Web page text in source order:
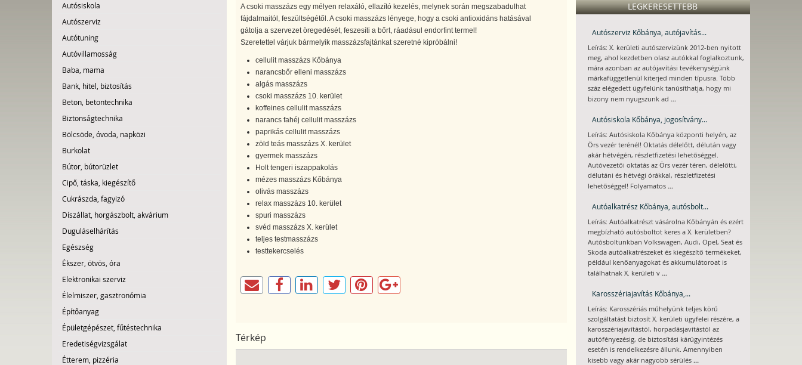
Autósiskola
Autószerviz
Autótuning
Autóvillamosság
Baba, mama
Bank, hitel, biztosítás
Beton, betontechnika
Biztonságtechnika
Bölcsöde, óvoda, napközi
Burkolat
Bútor, bútorüzlet
Cipő, táska, kiegészítő
Cukrászda, fagyizó
Díszállat, horgászbolt, akvárium
Duguláselhárítás
Egészség
Ékszer, ötvös, óra
Elektronikai szerviz
Élelmiszer, gasztronómia
Építőanyag
Épületgépészet, fűtéstechnika
Eredetiségvizsgálat
Étterem, pizzéria
A csoki masszázs egy mélyen relaxáló, ellazító kezelés, melynek során megszabadulhat
fájdalmaitól, feszültségétől. A csoki masszázs lényege, hogy a csoki antioxidáns hatásával
gátolja a szervezet öregedését, feszesíti a bőrt, ráadásul endorfint termel!
Szeretettel várjuk bármelyik masszázsfajtánkat szeretné kipróbálni!
cellulit masszázs Kőbánya
narancsbőr elleni masszázs
algás masszázs
csoki masszázs 10. kerület
koffeines cellulit masszázs
narancs fahéj cellulit masszázs
paprikás cellulit masszázs
zöld teás masszázs X. kerület
gyermek masszázs
Holt tengeri iszappakolás
mézes masszázs Kőbánya
olivás masszázs
relax masszázs 10. kerület
spuri masszázs
svéd masszázs X. kerület
teljes testmasszázs
testtekercselés
Térkép
LEGKERESETTEBB
Autószerviz Kőbánya, autójavítás...
Leírás: X. kerületi autószervizünk 2012-ben nyitott
meg, ahol kezdetben olasz autókkal foglalkoztunk,
mára azonban az autójavítási tevékenységünk
márkafüggetlenül kiterjed minden típusra. Több
száz elégedett ügyfelünk tanúsíthatja, hogy mi
bizony nem nyugszunk ad ...
Autósiskola Kőbánya, jogosítvány...
Leírás: Autósiskola Kőbánya központi helyén, az
Örs vezér terénél! Oktatás délelőtt, délután vagy
akár hétvégén, részletfizetési lehetőséggel.
Autóvezetői oktatás az Örs vezér téren, délelőtti,
délutáni és hétvégi órákkal, részletfizetési
lehetőséggel! Folyamatos ...
Autóalkatrész Kőbánya, autósbolt...
Leírás: Autóalkatrészt vásárolna Kőbányán és ezért
megbízható autósboltot keres a X. kerületben?
Autósboltunkban Volkswagen, Audi, Opel, Seat és
Skoda autóalkatrészeket és kiegészítő termékeket,
például kenőanyagokat és akkumulátoroat is
találhatnak X. kerületi v ...
Karosszériajavítás Kőbánya,...
Leírás: Karosszériás műhelyünk teljes körű
szolgáltatást biztosít X. kerületi ügyfelei részére, a
karosszériajavítástól, horpadásjavítástól az
autófényezésig, de biztosítási kárügyintézés
esetén is rendelkezésre állunk. Amennyiben
kisebb vagy akár nagyobb sérülés ...